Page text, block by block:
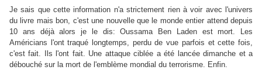
Je sais que cette information n'a strictement rien à voir avec l'univers
du livre mais bon, c'est une nouvelle que le monde entier attend depuis
10 ans déjà alors je le dis: Oussama Ben Laden est mort. Les
Américians l'ont traqué longtemps, perdu de vue parfois et cette fois,
c'est fait. Ils l'ont fait. Une attaque ciblée a été lancée dimanche et a
débouché sur la mort de l'emblème mondial du terrorisme. Enfin.